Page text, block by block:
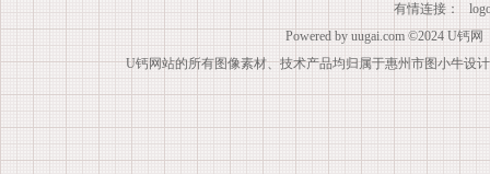
有情连接：
Powered by uugai.com ©2024 U钙网
U钙网站的所有图像素材、技术产品均归属于惠州市图小牛设